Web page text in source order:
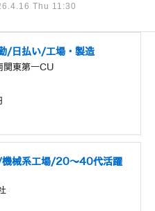
Thu 11:30
/日払い/工場・製造
関東第一CU
機械系工場/20～40代活躍